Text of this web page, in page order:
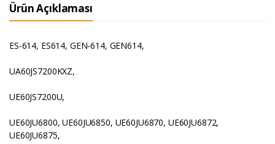
Ürün Açıklaması
ES-614, ES614, GEN-614, GEN614,
UA60JS7200KXZ,
UE60JS7200U,
UE60JU6800, UE60JU6850, UE60JU6870, UE60JU6872,
UE60JU6875,